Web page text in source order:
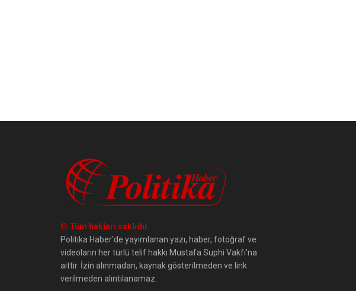
© Tüm hakları saklıdır
Politika Haber'de yayımlanan yazı, haber, fotoğraf ve
videoların her türlü telif hakkı Mustafa Suphi Vakfı'na
aittir. İzin alınmadan, kaynak gösterilmeden ve link
verilmeden alıntılanamaz.